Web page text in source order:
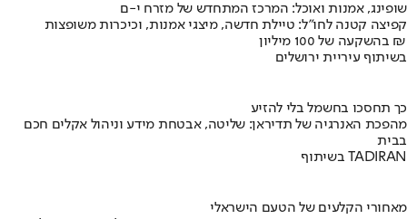
שופינג, אמנות ואוכל: המרכז המתחדש של מזרח י-ם
קפיצה קטנה לחו"ל: טיילת חדשה, מיצגי אמנות, וכיכרות משופצות
בהשקעה של 100 מיליון ₪
בשיתוף עיריית ירושלים
כך תחסכו בחשמל בלי להזיע
מהפכת האנרגיה של תדיראן: שליטה, אבטחת מידע וניהול אקלים חכם
בבית
בשיתוף TADIRAN
מאחורי הקלעים של הטעם הישראלי